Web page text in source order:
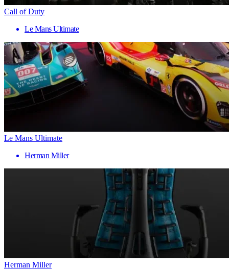
Call of Duty
Le Mans Ultimate
Le Mans Ultimate
Herman Miller
Herman Miller